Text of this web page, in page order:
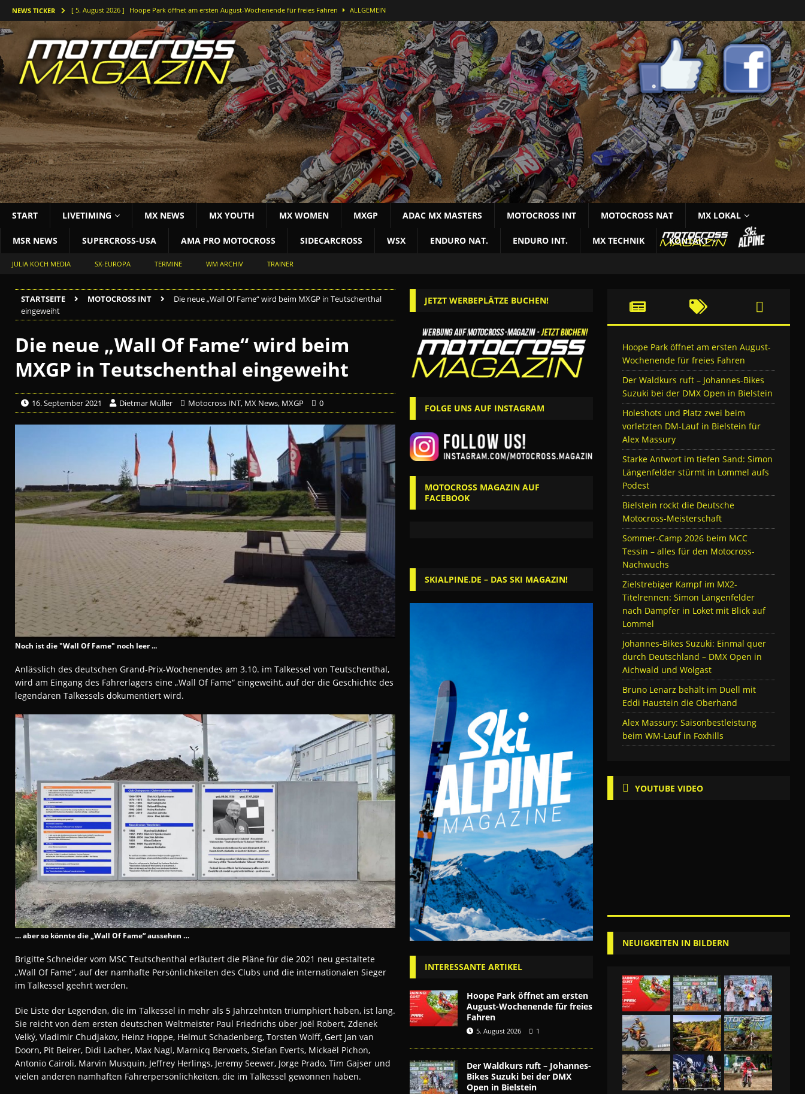
NEWS TICKER [ 5. August 2026 ] Hoope Park öffnet am ersten August-Wochenende für freies Fahren ALLGEMEIN
[ 5. August 2026 ] Der Waldkurs ruft – Johannes-Bikes Suzuki bei der DMX Open in Bielstein MOTOCROSS NAT
[ 4. August 2026 ] Holeshots und Platz zwei beim vorletzten DM-Lauf in Bielstein für Alex Massury MX NEWS
[ 3. August 2026 ] Starke Antwort im tiefen Sand: Simon Längenfelder stürmt in Lommel aufs Podest MOTOCROSS INT
[ 3. August 2026 ] Bielstein rockt die Deutsche Motocross-Meisterschaft MOTOCROSS NAT
START LIVETIMING MX NEWS MX YOUTH MX WOMEN MXGP ADAC MX MASTERS MOTOCROSS INT MOTOCROSS NAT MX LOKAL
MSR NEWS SUPERCROSS-USA AMA PRO MOTOCROSS SIDECARCROSS WSX ENDURO NAT. ENDURO INT. MX TECHNIK KONTAKT
JULIA KOCH MEDIA SX-EUROPA TERMINE WM ARCHIV TRAINER
STARTSEITE MOTOCROSS INT
Die neue „Wall Of Fame“ wird beim MXGP in Teutschenthal
eingeweiht
Die neue „Wall Of Fame“ wird beim
MXGP in Teutschenthal eingeweiht
16. September 2021 Dietmar Müller Motocross INT, MX News, MXGP 0
Noch ist die "Wall Of Fame" noch leer ...
Anlässlich des deutschen Grand-Prix-Wochenendes am 3.10. im Talkessel von Teutschenthal,
wird am Eingang des Fahrerlagers eine „Wall Of Fame“ eingeweiht, auf der die Geschichte des
legendären Talkessels dokumentiert wird.
… aber so könnte die „Wall Of Fame“ aussehen …
Brigitte Schneider vom MSC Teutschenthal erläutert die Pläne für die 2021 neu gestaltete
„Wall Of Fame“, auf der namhafte Persönlichkeiten des Clubs und die internationalen Sieger
im Talkessel geehrt werden.
Die Liste der Legenden, die im Talkessel in mehr als 5 Jahrzehnten triumphiert haben, ist lang.
Sie reicht von dem ersten deutschen Weltmeister Paul Friedrichs über Joël Robert, Zdenek
Velký, Vladimir Chudjakov, Heinz Hoppe, Helmut Schadenberg, Torsten Wolff, Gert Jan van
Doorn, Pit Beirer, Didi Lacher, Max Nagl, Marnicq Bervoets, Stefan Everts, Mickaël Pichon,
Antonio Cairoli, Marvin Musquin, Jeffrey Herlings, Jeremy Seewer, Jorge Prado, Tim Gajser und
vielen anderen namhaften Fahrerpersönlichkeiten, die im Talkessel gewonnen haben.
JETZT WERBEPLÄTZE BUCHEN!
FOLGE UNS AUF INSTAGRAM
MOTOCROSS MAGAZIN AUF
FACEBOOK
SKIALPINE.DE – DAS SKI MAGAZIN!
INTERESSANTE ARTIKEL
Hoope Park öffnet am ersten
August-Wochenende für freies
Fahren
5. August 2026 1
Der Waldkurs ruft – Johannes-
Bikes Suzuki bei der DMX
Open in Bielstein
Hoope Park öffnet am ersten August-
Wochenende für freies Fahren
Der Waldkurs ruft – Johannes-Bikes
Suzuki bei der DMX Open in Bielstein
Holeshots und Platz zwei beim
vorletzten DM-Lauf in Bielstein für
Alex Massury
Starke Antwort im tiefen Sand: Simon
Längenfelder stürmt in Lommel aufs
Podest
Bielstein rockt die Deutsche
Motocross-Meisterschaft
Sommer-Camp 2026 beim MCC
Tessin – alles für den Motocross-
Nachwuchs
Zielstrebiger Kampf im MX2-
Titelrennen: Simon Längenfelder
nach Dämpfer in Loket mit Blick auf
Lommel
Johannes-Bikes Suzuki: Einmal quer
durch Deutschland – DMX Open in
Aichwald und Wolgast
Bruno Lenarz behält im Duell mit
Eddi Haustein die Oberhand
Alex Massury: Saisonbestleistung
beim WM-Lauf in Foxhills
YOUTUBE VIDEO
NEUIGKEITEN IN BILDERN